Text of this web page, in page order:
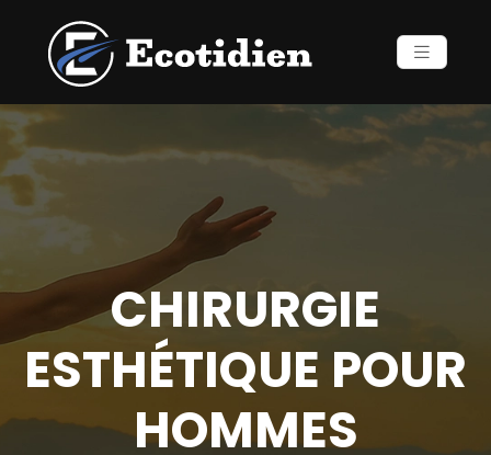
CHIRURGIE
ESTHÉTIQUE POUR
HOMMES